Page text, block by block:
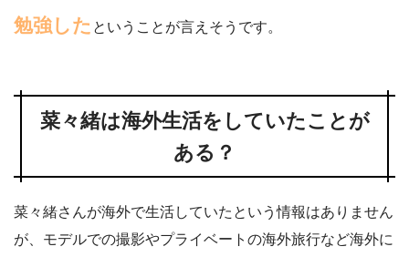
勉強した ということが言えそうです。
菜々緒は海外生活をしていたことが
ある？
菜々緒さんが海外で生活していたという情報はありません
が、モデルでの撮影やプライベートの海外旅行など海外に